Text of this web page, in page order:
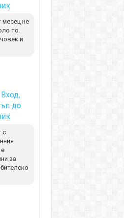
месец не
то.
и
до
с
за